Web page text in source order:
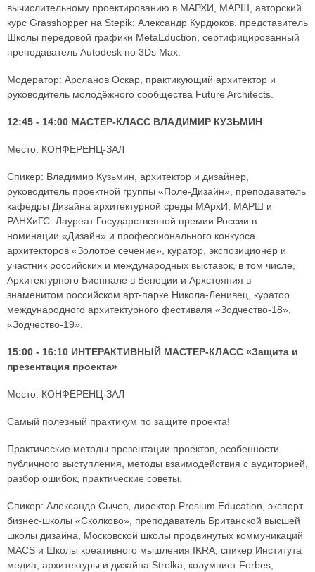
вычислительному проектированию в МАРХИ, МАРШ, авторский
курс Grasshopper на Stepik; Александр Курдюков, представитель
Школы передовой графики MetaEduction, сертифицированный
преподаватель Autodesk по 3Ds Max.
Модератор: Арсланов Оскар, практикующий архитектор и
руководитель молодёжного сообщества Future Architects.
12:45 - 14:00 МАСТЕР-КЛАСС ВЛАДИМИР КУЗЬМИН
Место: КОНФЕРЕНЦ-ЗАЛ
Спикер: Владимир Кузьмин, архитектор и дизайнер,
руководитель проектной группы «Поле-Дизайн», преподаватель
кафедры Дизайна архитектурной среды МАрхИ, МАРШ и
РАНХиГС. Лауреат Государственной премии России в
номинации «Дизайн» и профессионального конкурса
архитекторов «Золотое сечение», куратор, экспозиционер и
участник российских и международных выставок, в том числе,
Архитектурного Биеннале в Венеции и Архстояния в
знаменитом российском арт-парке Никола-Ленивец, куратор
международного архитектурного фестиваля «Зодчество-18»,
«Зодчество-19».
15:00 - 16:10 ИНТЕРАКТИВНЫЙ МАСТЕР-КЛАСС «Защита и
презентация проекта»
Место: КОНФЕРЕНЦ-ЗАЛ
Самый полезный практикум по защите проекта!
Практические методы презентации проектов, особенности
публичного выступления, методы взаимодействия с аудиторией,
разбор ошибок, практические советы.
Спикер: Александр Сычев, директор Presium Education, эксперт
бизнес-школы «Сколково», преподаватель Британской высшей
школы дизайна, Московской школы продвинутых коммуникаций
MACS и Школы креативного мышления IKRA, спикер Института
медиа, архитектуры и дизайна Strelka, колумнист Forbes,